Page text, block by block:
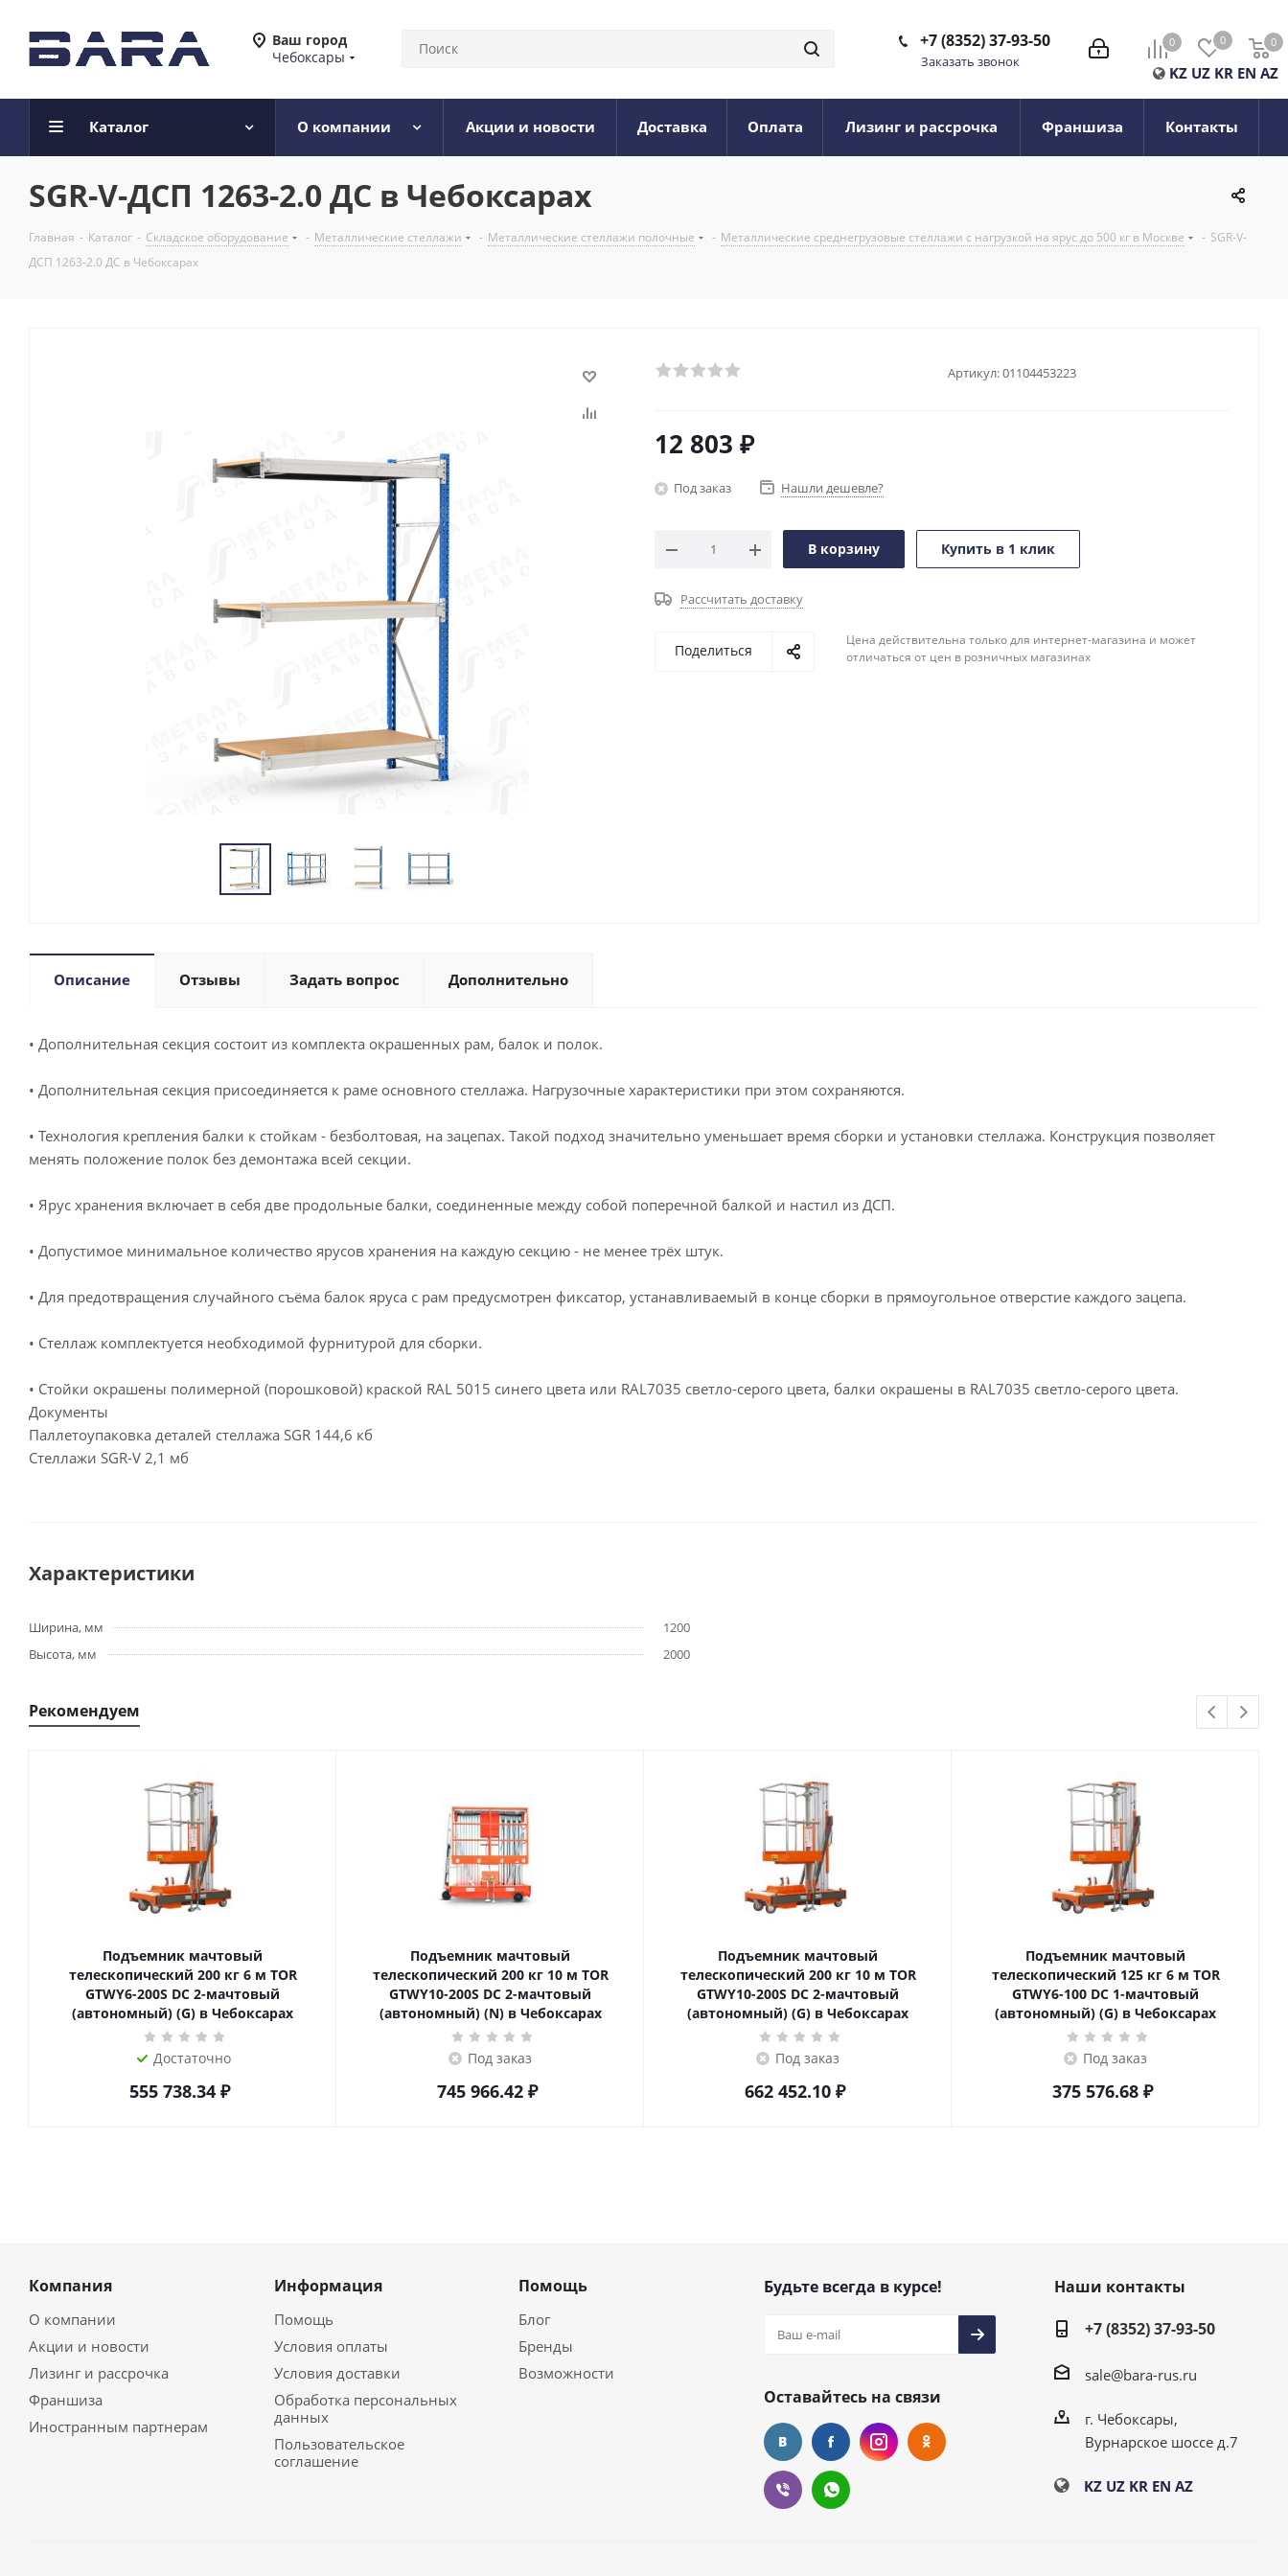
Ваш город
Чебоксары
0 0 0
0
KZ UZ KR EN AZ
+7 (8352) 37-93-50
Заказать звонок
Каталог О компании Акции и новости Доставка Оплата Лизинг и рассрочка Франшиза Контакты
SGR-V-ДСП 1263-2.0 ДС в Чебоксарах
Главная - Каталог - Складское оборудование - Металлические стеллажи - Металлические стеллажи полочные - Металлические среднегрузовые стеллажи с нагрузкой на ярус до 500 кг в Москве - SGR-V-
ДСП 1263-2.0 ДС в Чебоксарах
Артикул:01104453223
12 803 ₽
Под заказ Нашли дешевле?
В корзину Купить в 1 клик
Рассчитать доставку
Поделиться
Цена действительна только для интернет-магазина и может
отличаться от цен в розничных магазинах
Описание Отзывы Задать вопрос Дополнительно
• Дополнительная секция состоит из комплекта окрашенных рам, балок и полок.
• Дополнительная секция присоединяется к раме основного стеллажа. Нагрузочные характеристики при этом сохраняются.
• Технология крепления балки к стойкам - безболтовая, на зацепах. Такой подход значительно уменьшает время сборки и установки стеллажа. Конструкция позволяет
менять положение полок без демонтажа всей секции.
• Ярус хранения включает в себя две продольные балки, соединенные между собой поперечной балкой и настил из ДСП.
• Допустимое минимальное количество ярусов хранения на каждую секцию - не менее трёх штук.
• Для предотвращения случайного съёма балок яруса с рам предусмотрен фиксатор, устанавливаемый в конце сборки в прямоугольное отверстие каждого зацепа.
• Стеллаж комплектуется необходимой фурнитурой для сборки.
• Стойки окрашены полимерной (порошковой) краской RAL 5015 синего цвета или RAL7035 светло-серого цвета, балки окрашены в RAL7035 светло-серого цвета.
Документы
Паллетоупаковка деталей стеллажа SGR 144,6 кб
Стеллажи SGR-V 2,1 мб
Характеристики
Ширина, мм
1200
Высота, мм
2000
Рекомендуем
Подъемник мачтовый
телескопический 200 кг 6 м TOR
GTWY6-200S DC 2-мачтовый
(автономный) (G) в Чебоксарах
Достаточно
555 738.34₽
Подъемник мачтовый
телескопический 200 кг 10 м TOR
GTWY10-200S DC 2-мачтовый
(автономный) (N) в Чебоксарах
Под заказ
745 966.42₽
Подъемник мачтовый
телескопический 200 кг 10 м TOR
GTWY10-200S DC 2-мачтовый
(автономный) (G) в Чебоксарах
Под заказ
662 452.10₽
Подъемник мачтовый
телескопический 125 кг 6 м TOR
GTWY6-100 DC 1-мачтовый
(автономный) (G) в Чебоксарах
Под заказ
375 576.68₽
Компания
О компании
Акции и новости
Лизинг и рассрочка
Франшиза
Иностранным партнерам
Информация
Помощь
Условия оплаты
Условия доставки
Обработка персональных
данных
Пользовательское
соглашение
Помощь
Блог
Бренды
Возможности
Будьте всегда в курсе!
Оставайтесь на связи
Наши контакты
+7 (8352) 37-93-50
sale@bara-rus.ru
г. Чебоксары,
Вурнарское шоссе д.7
KZ UZ KR EN AZ